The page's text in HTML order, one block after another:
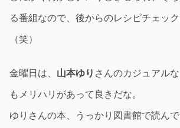
る番組なので、後からのレシピチェッ
（笑）
金曜日は、 山本ゆり さんのカジュアル
もメリハリがあって良きだな。
ゆりさんの本、うっかり図書館で読ん